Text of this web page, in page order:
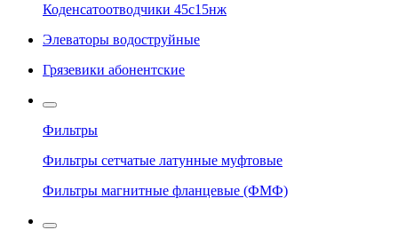
Коденсатоотводчики 45с15нж
Элеваторы водоструйные
Грязевики абонентские
Фильтры
Фильтры сетчатые латунные муфтовые
Фильтры магнитные фланцевые (ФМФ)